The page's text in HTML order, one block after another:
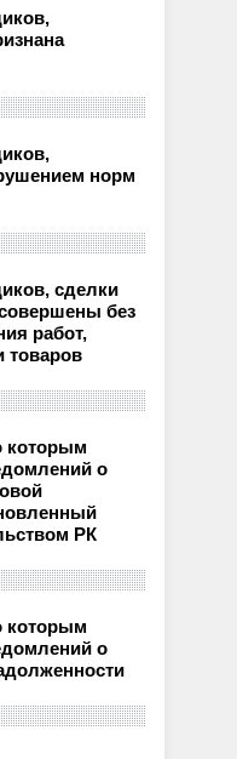
норм
сделки
без
работ,
товаров
которым
о
РК
которым
о